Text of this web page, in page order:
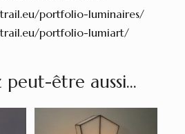
portfolio-luminaires/
portfolio-lumiart/
peut-être aussi…